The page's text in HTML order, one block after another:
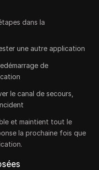
dans la
une autre application
de
le canal de secours,
et maintient tout le
la prochaine fois que